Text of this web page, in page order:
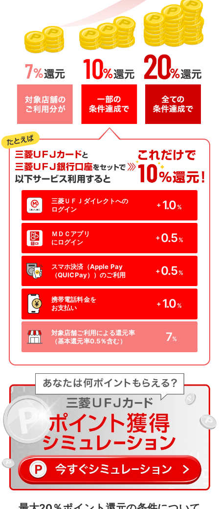
三菱ＵＦＪダイレクトへの
ログイン
+ 1.0 %
ＭＤＣアプリ
にログイン
+ 0.5 %
スマホ決済（Apple Pay
（QUICPay））のご利用
+ 0.5 %
携帯電話料金を
お支払い
+ 1.0 %
対象店舗ご利用による還元率
（基本還元率0.5％含む）
7%